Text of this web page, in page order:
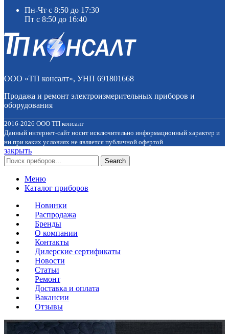
Пн-Чт с 8:50 до 17:30
Пт с 8:50 до 16:40
ООО «ТП консалт», УНП 691801668
Продажа и ремонт электроизмерительных приборов и
оборудования
2016-2026 ООО ТП консалт
Данный интернет-сайт носит исключительно информационный характер и
ни при каких условиях не является публичной офертой
закрыть
Search
Меню
Каталог приборов
Новинки
Распродажа
Бренды
О компании
Контакты
Дилерские сертификаты
Новости
Статьи
Ремонт
Доставка и оплата
Вакансии
Отзывы